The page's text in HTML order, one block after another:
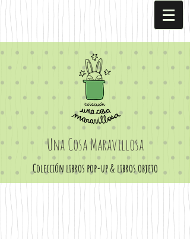
Una Cosa Maravillosa
Colección libros pop-up & libros objeto
Los cuentos de Juanito Conejo
La noche alrededor